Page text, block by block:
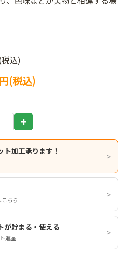
込)
(税込)
ト加工承ります！
ちら
が貯まる・使える
進呈